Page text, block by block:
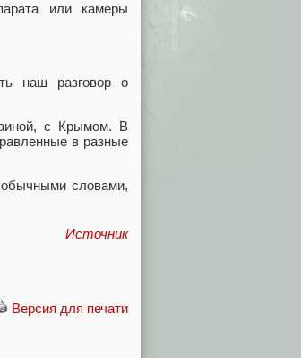
или камеры
наш разговор о
с Крымом. В
в разные
обычными словами,
Источник
Версия для печати